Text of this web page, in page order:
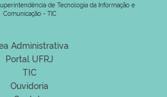
de Tecnologia da Informação e
Comunicação - TIC
Administrativa
Portal UFRJ
TIC
Ouvidoria